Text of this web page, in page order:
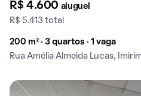
R$ 4.600 aluguel
R$ 5.413 total
200 m² · 3 quartos · 1 vaga
Rua Amélia Almeida Lucas,